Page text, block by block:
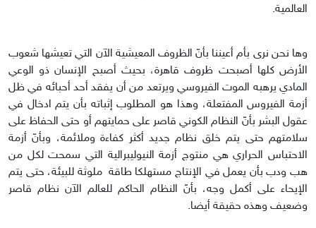
العالمية.
وها نحن نرى بأم أعيننا بأنّ الظروف المعيشية الآن التي تعيشها شعوب
الأرض كلها أصبحت ظروف قاهرة، بحيث أصبح الإنسان ذو الوعي
المادي يرهبه الموت الفيروسي ويرتعد من أن يفقد أحد أحبائه في ظل
أزمة الفيروس المفتعلة، وهذا هو المطلوب إثباته بأن يتم ادخال في
عقول البشر بأنّ النظام الكوني قاصر على حمايتهم أو حتى الحفاظ على
سلامتهم حتى يتم خلق نظام جديد أكثر كفاءة وملائمة، وبأنّ أزمة
الاحتباس الحراري هي منتوج أزمة النيوليبرالية التي سمحت لكل من
هب ودب بأن يعمل في الإنتاج مستهلكا طاقة ملوثة للبيئة، حتى يتم
الإيحاء على أكمل وجه، بأنّ النظام الحاكم للعالم الآن نظام قاصر
وضعيف وهذه حقيقة أيضا.